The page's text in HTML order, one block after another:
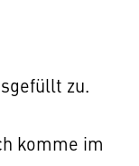
zu.
komme im